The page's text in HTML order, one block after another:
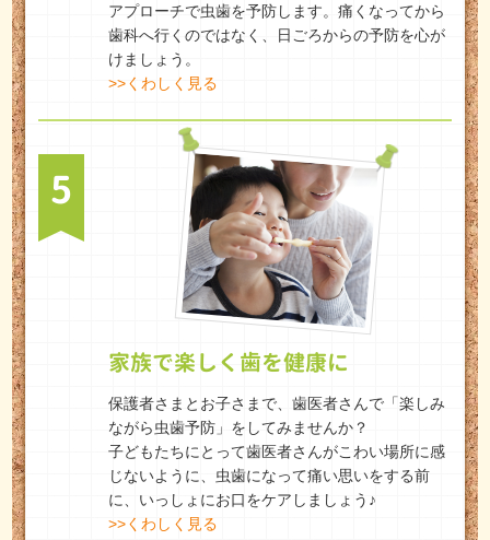
アプローチで虫歯を予防します。痛くなってから
歯科へ行くのではなく、日ごろからの予防を心が
けましょう。
>>くわしく見る
5
家族で楽しく歯を健康に
保護者さまとお子さまで、歯医者さんで「楽しみ
ながら虫歯予防」をしてみませんか？
子どもたちにとって歯医者さんがこわい場所に感
じないように、虫歯になって痛い思いをする前
に、いっしょにお口をケアしましょう♪
>>くわしく見る